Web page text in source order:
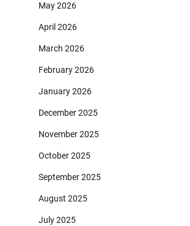
May 2026
April 2026
March 2026
February 2026
January 2026
December 2025
November 2025
October 2025
September 2025
August 2025
July 2025